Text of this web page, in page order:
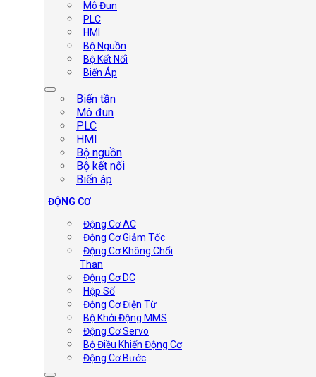
Mô Đun
PLC
HMI
Bộ Nguồn
Bộ Kết Nối
Biến Áp
Biến tần
Mô đun
PLC
HMI
Bộ nguồn
Bộ kết nối
Biến áp
ĐỘNG CƠ
Động Cơ AC
Động Cơ Giảm Tốc
Động Cơ Không Chổi
Than
Động Cơ DC
Hộp Số
Động Cơ Điện Từ
Bộ Khởi Động MMS
Động Cơ Servo
Bộ Điều Khiển Động Cơ
Động Cơ Bước